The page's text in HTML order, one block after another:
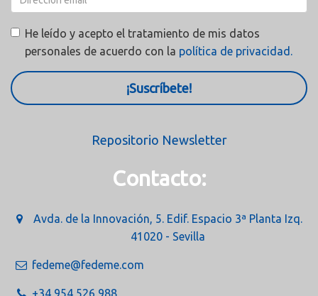
He leído y acepto el tratamiento de mis datos
personales de acuerdo con la política de privacidad.
¡Suscríbete!
Repositorio Newsletter
Contacto:
Avda. de la Innovación, 5. Edif. Espacio 3ª Planta Izq.
41020 - Sevilla
fedeme@fedeme.com
+34 954 526 988